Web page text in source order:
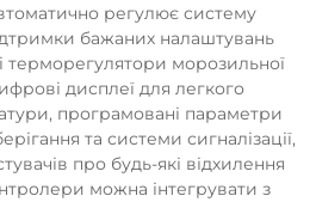
регулює систему
бажаних налаштувань
терморегулятори морозильної
дисплеї для легкого
програмовані параметри
та системи сигналізації,
про будь-які відхилення
можна інтегрувати з